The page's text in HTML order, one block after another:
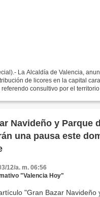
La Alcaldía de Valencia,
de licores en la capital
consultivo por el
Navideño y Parque
una pausa este
12/a. m. 06:56
"Valencia Hoy"